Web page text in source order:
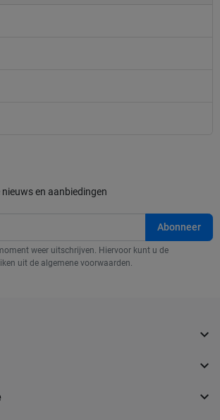
en aanbiedingen
weer uitschrijven. Hiervoor kunt u de
uit de algemene voorwaarden.


